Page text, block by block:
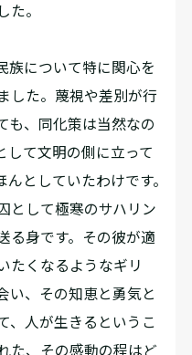
た。
族について特に関心を
した。蔑視や差別が行
も、同化策は当然なの
して文明の側に立って
としていたわけです。
として極寒のサハリン
る身です。その彼が適
たくなるようなギリ
い、その知恵と勇気と
、人が生きるというこ
た、その感動の程はど